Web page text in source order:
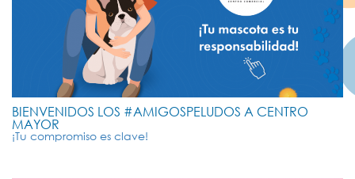
BIENVENIDOS LOS #AMIGOSPELUDOS A CENTRO
MAYOR
¡Tu compromiso es clave!